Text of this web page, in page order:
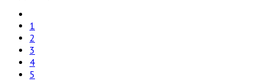
1
2
3
4
5